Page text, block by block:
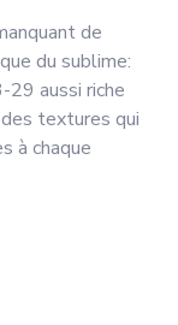
de
du sublime:
29 aussi riche
textures qui
à chaque